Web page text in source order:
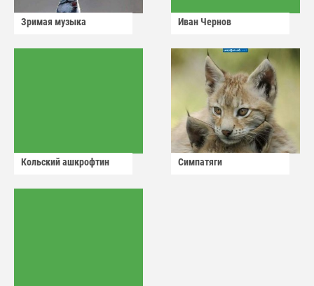
Зримая музыка Иван Чернов
Кольский ашкрофтин Симпатяги